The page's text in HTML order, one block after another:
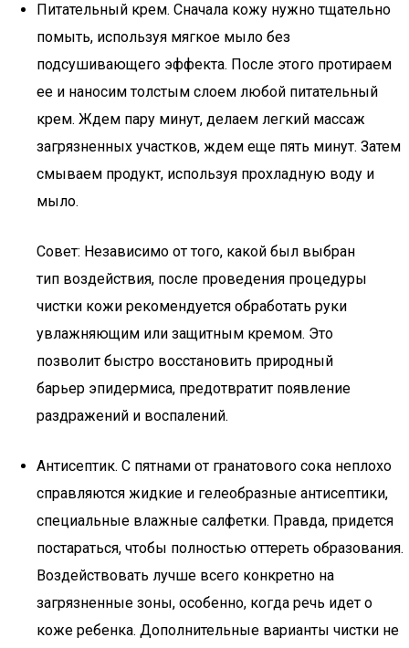
Питательный крем. Сначала кожу нужно тщательно
помыть, используя мягкое мыло без
подсушивающего эффекта. После этого протираем
ее и наносим толстым слоем любой питательный
крем. Ждем пару минут, делаем легкий массаж
загрязненных участков, ждем еще пять минут. Затем
смываем продукт, используя прохладную воду и
мыло.
Совет: Независимо от того, какой был выбран
тип воздействия, после проведения процедуры
чистки кожи рекомендуется обработать руки
увлажняющим или защитным кремом. Это
позволит быстро восстановить природный
барьер эпидермиса, предотвратит появление
раздражений и воспалений.
Антисептик. С пятнами от гранатового сока неплохо
справляются жидкие и гелеобразные антисептики,
специальные влажные салфетки. Правда, придется
постараться, чтобы полностью оттереть образования.
Воздействовать лучше всего конкретно на
загрязненные зоны, особенно, когда речь идет о
коже ребенка. Дополнительные варианты чистки не